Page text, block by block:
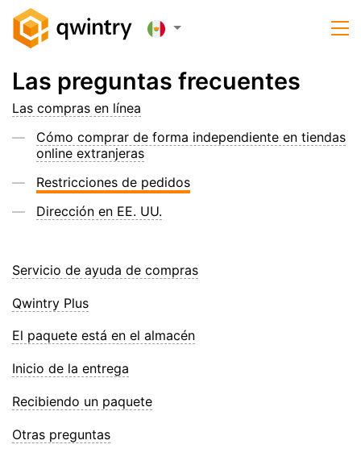
Las preguntas frecuentes
Las compras en línea
Cómo comprar de forma independiente en tiendas
online extranjeras
Restricciones de pedidos
Dirección en EE. UU.
Servicio de ayuda de compras
Qwintry Plus
El paquete está en el almacén
Inicio de la entrega
Recibiendo un paquete
Otras preguntas